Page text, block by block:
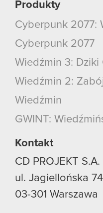
Produkty
Cyberpunk 2077:
Cyberpunk 2077
Wiedźmin 3: Dziki
Wiedźmin 2:
Wiedźmin
GWINT:
Kontakt
CD PROJEKT S.A.
ul. Jagiellońska 74
03-301 Warszawa